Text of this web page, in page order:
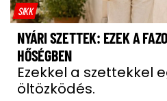
SIKK
NYÁRI SZETTEK: EZEK A
HŐSÉGBEN
Ezekkel a szettekkel
öltözködés.